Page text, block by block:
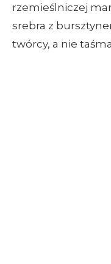
rzemieślniczej
srebra z
twórcy, a nie